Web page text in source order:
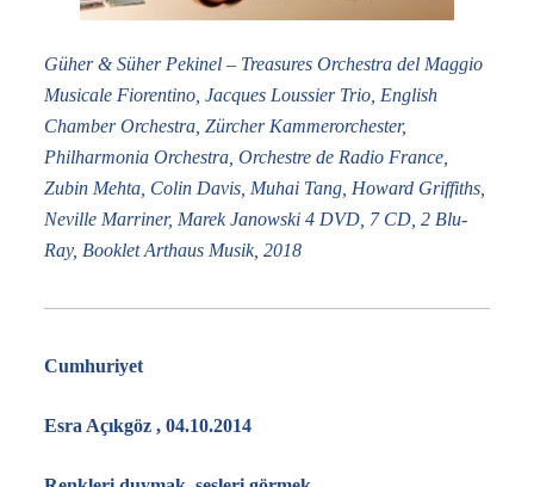
Güher & Süher Pekinel – Treasures Orchestra del Maggio
Musicale Fiorentino, Jacques Loussier Trio, English
Chamber Orchestra, Zürcher Kammerorchester,
Philharmonia Orchestra, Orchestre de Radio France,
Zubin Mehta, Colin Davis, Muhai Tang, Howard Griffiths,
Neville Marriner, Marek Janowski 4 DVD, 7 CD, 2 Blu-
Ray, Booklet Arthaus Musik, 2018
Cumhuriyet
Esra Açıkgöz , 04.10.2014